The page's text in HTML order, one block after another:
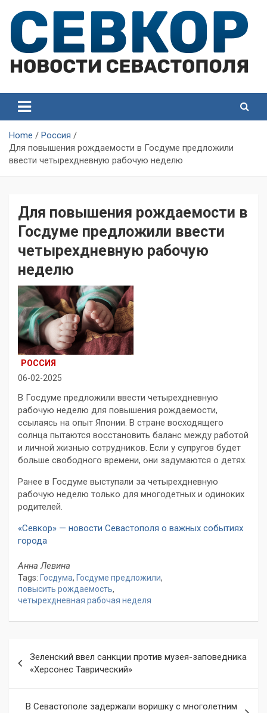
content
Севастополя
Севастополя
Home
Россия
Для повышения рождаемости в Госдуме предложили
ввести четырехдневную рабочую неделю
Для повышения рождаемости в
Госдуме предложили ввести
четырехдневную рабочую
неделю
РОССИЯ
06-02-2025
В Госдуме предложили ввести четырехдневную
рабочую неделю для повышения рождаемости,
ссылаясь на опыт Японии. В стране восходящего
солнца пытаются восстановить баланс между работой
и личной жизнью сотрудников. Если у супругов будет
больше свободного времени, они задумаются о детях.
Ранее в Госдуме выступали за четырехдневную
рабочую неделю только для многодетных и одиноких
родителей.
«Севкор» — новости Севастополя о важных событиях
города
Анна Левина
Tags: Госдума, Госдуме предложили,
повысить рождаемость,
четырехдневная рабочая неделя
по
записям
Зеленский ввел санкции против музея-заповедника
«Херсонес Таврический»
В Севастополе задержали воришку с многолетним